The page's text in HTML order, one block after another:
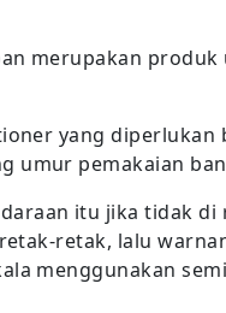
merupakan
yang
umur pemakaian
itu jika tidak
retak, lalu
menggunakan